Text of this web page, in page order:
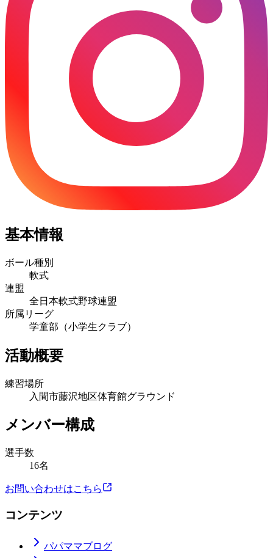
基本情報
ボール種別
軟式
連盟
全日本軟式野球連盟
所属リーグ
学童部（小学生クラブ）
活動概要
練習場所
入間市藤沢地区体育館グラウンド
メンバー構成
選手数
16名
お問い合わせはこちら
コンテンツ
パパママブログ